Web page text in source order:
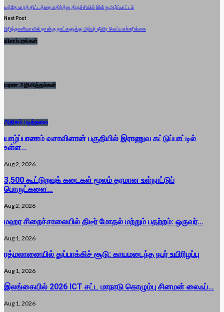
வந்தே பாரத் திட்டத்தை எதிர்த்து திருச்சியில் இன்று ஆர்ப்பாட்டம்
Next Post
பிரித்தானியாவில் நான்கு நாட்களுக்கு அம்பர் தீவிர வெப்ப எச்சரிக்கை
விளம்பரங்கள்
மரண அறிவித்தல்கள்
அதிகம் படித்தவை
யாழ்ப்பாணம் வசாவிளான் பகுதியில் இராணுவ கட்டுப்பாட்டில்
உள்ள…
Aug 2, 2026
3,500 கூட்டுறவுக் கடைகள் மூலம் தரமான உள்நாட்டுப்
பொருட்களை…
Aug 2, 2026
மஹர சிறைச்சாலையில் திடீர் மோதல் மற்றும் பதற்றம்: ஒருவர்…
Aug 1, 2026
ரத்மலானையில் துப்பாக்கிச் சூடு: காயமடைந்த நபர் உயிரிழப்பு
Aug 1, 2026
இலங்கையில் 2026 ICT சட்ட மாநாடு கொழும்பு சினமன் லைஃப்…
Aug 1, 2026